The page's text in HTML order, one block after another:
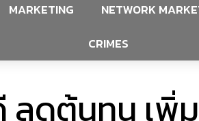
MARKETING NETWORK
CRIMES
ดต้นทุน เพิ่